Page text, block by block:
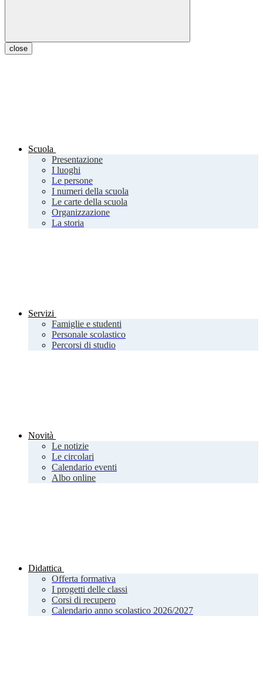
close
Scuola
Presentazione
I luoghi
Le persone
I numeri della scuola
Le carte della scuola
Organizzazione
La storia
Servizi
Famiglie e studenti
Personale scolastico
Percorsi di studio
Novità
Le notizie
Le circolari
Calendario eventi
Albo online
Didattica
Offerta formativa
I progetti delle classi
Corsi di recupero
Calendario anno scolastico 2026/2027